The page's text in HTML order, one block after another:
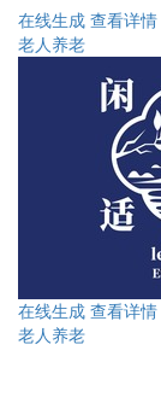
在线生成 查看详情
老人养老
在线生成 查看详情
老人养老